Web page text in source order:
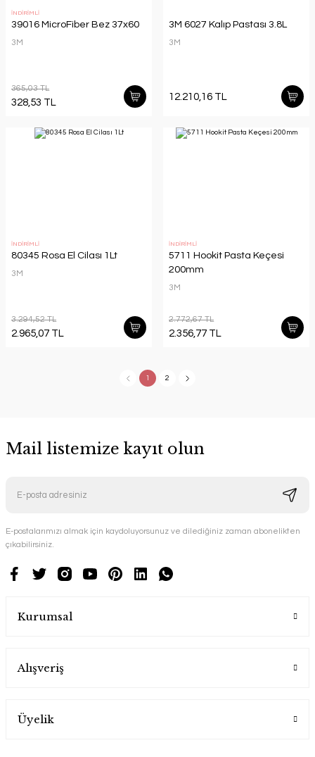
İNDİRİMLİ
39016 MicroFiber Bez 37x60
3M
365,03 TL
328,53 TL
3M 6027 Kalıp Pastası 3.8L
3M
12.210,16 TL
İNDİRİMLİ
80345 Rosa El Cilası 1Lt
3M
3.294,52 TL
2.965,07 TL
İNDİRİMLİ
5711 Hookit Pasta Keçesi
200mm
3M
2.772,67 TL
2.356,77 TL
1 2
Mail listemize kayıt olun
E-postalarımızı almak için kaydoluyorsunuz ve dilediğiniz zaman abonelikten
çıkabilirsiniz.
Kurumsal
Alışveriş
Üyelik